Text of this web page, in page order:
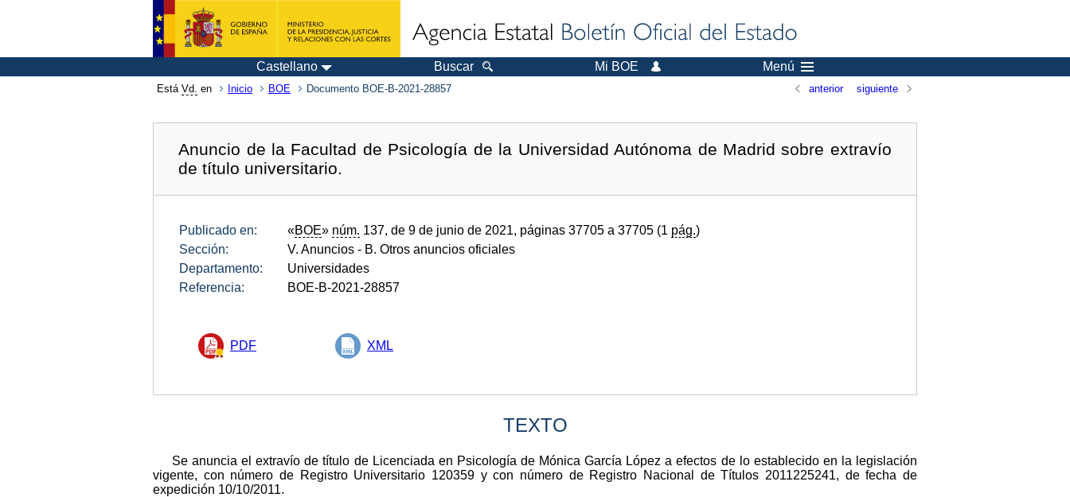
Castellano Buscar Mi BOE Menú
Está Vd. en Inicio BOE Documento BOE-B-2021-28857 anterior siguiente
Anuncio de la Facultad de Psicología de la Universidad Autónoma de Madrid sobre extravío
de título universitario.
Publicado en: «BOE» núm. 137, de 9 de junio de 2021, páginas 37705 a 37705 (1 pág.)
Sección:
V. Anuncios - B. Otros anuncios oficiales
Departamento:
Universidades
Referencia:
BOE-B-2021-28857
PDF XML
TEXTO
Se anuncia el extravío de título de Licenciada en Psicología de Mónica García López a efectos de lo establecido en la legislación
vigente, con número de Registro Universitario 120359 y con número de Registro Nacional de Títulos 2011225241, de fecha de
expedición 10/10/2011.